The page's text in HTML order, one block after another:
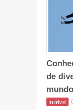
de
mundo
Incrível